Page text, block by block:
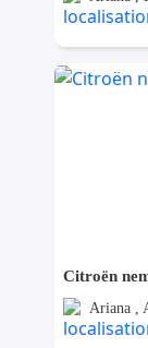
Citroën
Ariana ,